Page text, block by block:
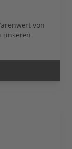
von
unseren